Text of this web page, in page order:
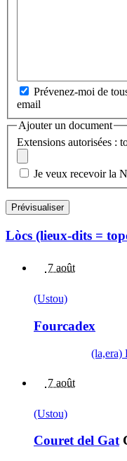
Prévenez-moi de
email
Ajouter un document
Extensions autorisées :
Je veux recevoir la
Lòcs (lieux-dits =
7 août
(Ustou)
Fourcadex
(la,era)
7 août
(Ustou)
Couret del Gat